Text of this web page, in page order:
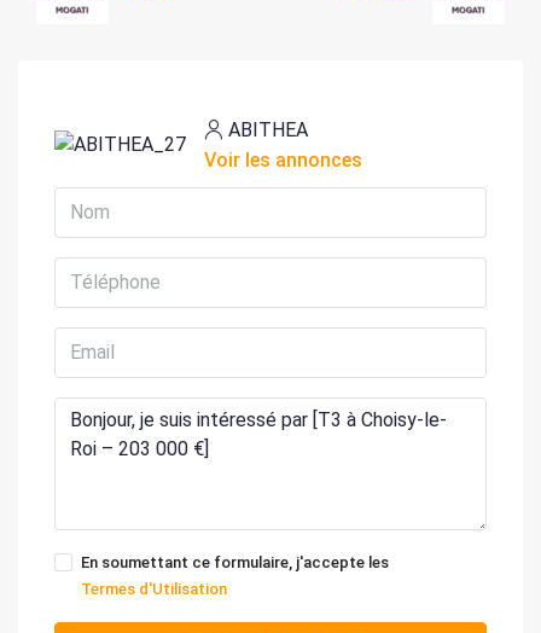
ABITHEA
Voir les annonces
En soumettant ce formulaire, j'accepte les
Termes d'Utilisation